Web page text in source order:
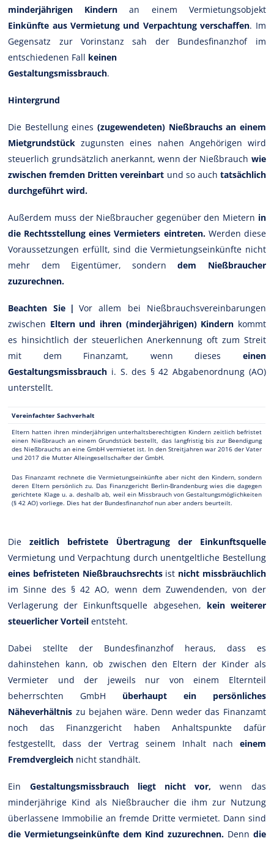
minderjährigen Kindern an einem Vermietungsobjekt
Einkünfte aus Vermietung und Verpachtung verschaffen. Im
Gegensatz zur Vorinstanz sah der Bundesfinanzhof im
entschiedenen Fall keinen
Gestaltungsmissbrauch.
Hintergrund
Die Bestellung eines (zugewendeten) Nießbrauchs an einem
Mietgrundstück zugunsten eines nahen Angehörigen wird
steuerlich grundsätzlich anerkannt, wenn der Nießbrauch wie
zwischen fremden Dritten vereinbart und so auch tatsächlich
durchgeführt wird.
Außerdem muss der Nießbraucher gegenüber den Mietern in
die Rechtsstellung eines Vermieters eintreten.Werden diese
Voraussetzungen erfüllt, sind die Vermietungseinkünfte nicht
mehr dem Eigentümer, sonderndem Nießbraucher
zuzurechnen.
Beachten Sie |Vor allem bei Nießbrauchsvereinbarungen
zwischen Eltern und ihren (minderjährigen) Kindern kommt
es hinsichtlich der steuerlichen Anerkennung oft zum Streit
mit dem Finanzamt, wenn dieses einen
Gestaltungsmissbrauch i. S. des § 42 Abgabenordnung (AO)
unterstellt.
Vereinfachter Sachverhalt
Eltern hatten ihren minderjährigen unterhaltsberechtigten Kindern zeitlich befristet
einen Nießbrauch an einem Grundstück bestellt, das langfristig bis zur Beendigung
des Nießbrauchs an eine GmbH vermietet ist. In den Streitjahren war 2016 der Vater
und 2017 die Mutter Alleingesellschafter der GmbH.
Das Finanzamt rechnete die Vermietungseinkünfte aber nicht den Kindern, sondern
deren Eltern persönlich zu. Das Finanzgericht Berlin-Brandenburg wies die dagegen
gerichtete Klage u. a. deshalb ab, weil ein Missbrauch von Gestaltungsmöglichkeiten
(§ 42 AO) vorliege. Dies hat der Bundesfinanzhof nun aber anders beurteilt.
Diezeitlich befristete Übertragung der Einkunftsquelle
Vermietung und Verpachtung durch unentgeltliche Bestellung
eines befristeten Nießbrauchsrechtsist nicht missbräuchlich
im Sinne des § 42 AO, wenn dem Zuwendenden, von der
Verlagerung der Einkunftsquelle abgesehen, kein weiterer
steuerlicher Vorteil entsteht.
Dabei stellte der Bundesfinanzhof heraus, dass es
dahinstehen kann, ob zwischen den Eltern der Kinder als
Vermieter und der jeweils nur von einem Elternteil
beherrschten GmbH überhaupt ein persönliches
Näheverhältnis zu bejahen wäre. Denn weder das Finanzamt
noch das Finanzgericht haben Anhaltspunkte dafür
festgestellt, dass der Vertrag seinem Inhalt nach einem
Fremdvergleich nicht standhält.
Ein Gestaltungsmissbrauch liegt nicht vor,wenn das
minderjährige Kind als Nießbraucher die ihm zur Nutzung
überlassene Immobilie an fremde Dritte vermietet. Dann sind
die Vermietungseinkünfte dem Kind zuzurechnen. Denn die